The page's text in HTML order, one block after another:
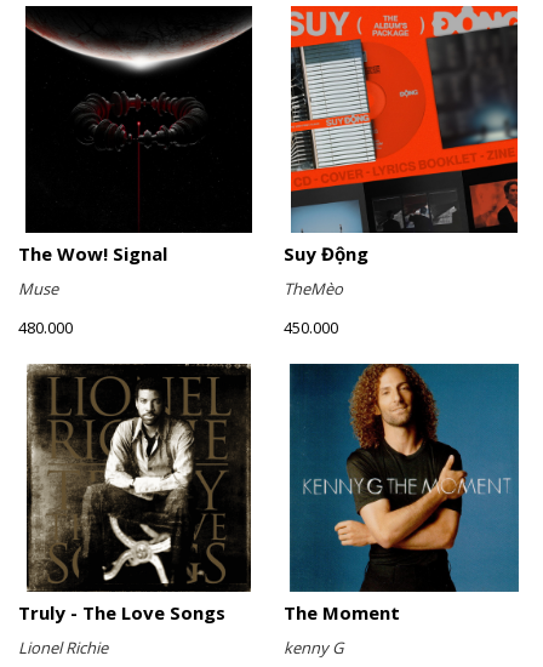
The Wow! Signal
Muse
480.000
Suy Động
TheMèo
450.000
Truly - The Love Songs
Lionel Richie
The Moment
kenny G